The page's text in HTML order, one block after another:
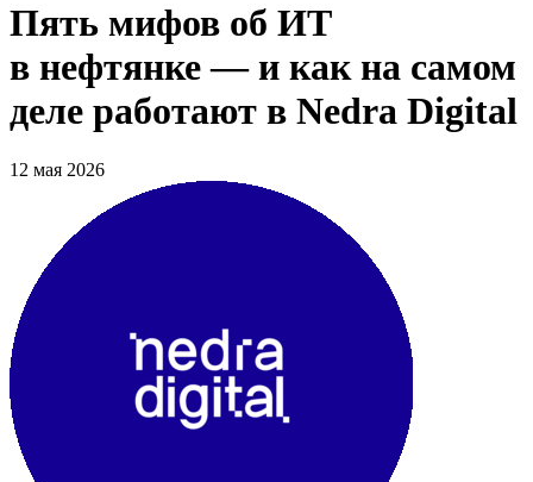
Пять мифов об ИТ
в нефтянке — и как на самом
деле работают в Nedra Digital
12 мая 2026